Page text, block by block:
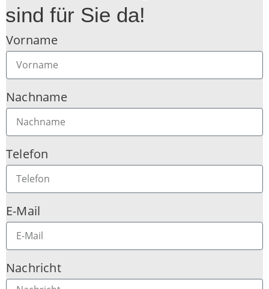
sind für Sie da!
Vorname
Nachname
Telefon
E-Mail
Nachricht